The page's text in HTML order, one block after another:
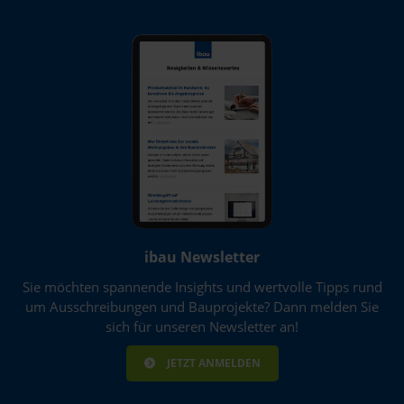
Datenschutzerklärungund imImpressum
ibau Newsletter
Sie möchten spannende Insights und wertvolle Tipps rund
um Ausschreibungen und Bauprojekte? Dann melden Sie
sich für unseren Newsletter an!
JETZT ANMELDEN